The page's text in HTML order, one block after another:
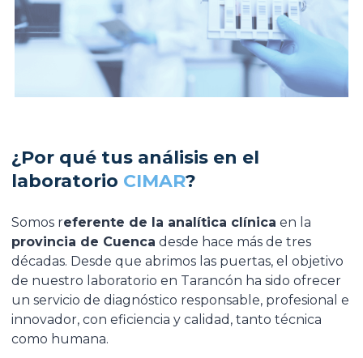
¿Por qué tus análisis en el
laboratorio CIMAR?
Somos referente de la analítica clínica en la
provincia de Cuenca desde hace más de tres
décadas. Desde que abrimos las puertas, el objetivo
de nuestro laboratorio en Tarancón ha sido ofrecer
un servicio de diagnóstico responsable, profesional e
innovador, con eficiencia y calidad, tanto técnica
como humana.